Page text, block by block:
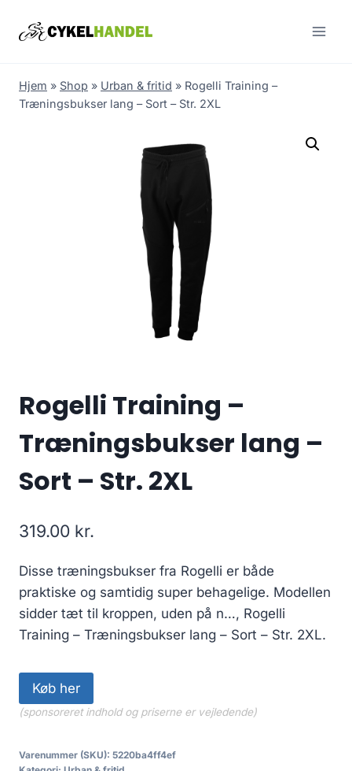
Hjem » Shop » Urban & fritid » Rogelli Training –
Træningsbukser lang – Sort – Str. 2XL
Rogelli Training –
Træningsbukser lang –
Sort – Str. 2XL
319.00 kr.
Disse træningsbukser fra Rogelli er både
praktiske og samtidig super behagelige. Modellen
sidder tæt til kroppen, uden på n…, Rogelli
Training – Træningsbukser lang – Sort – Str. 2XL.
Køb her
(sponsoreret indhold og priserne er vejledende)
Varenummer (SKU): 5220ba4ff4ef